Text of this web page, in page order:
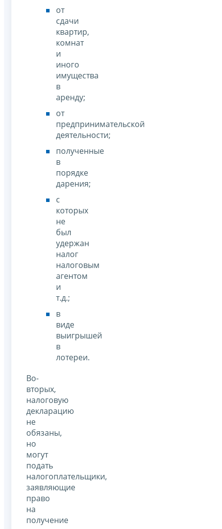
от
сдачи
квартир,
комнат
и
иного
имущества
в
аренду;
от
предпринимательской
деятельности;
полученные
в
порядке
дарения;
с
которых
не
был
удержан
налог
налоговым
агентом
и
т.д.;
в
виде
выигрышей
в
лотереи.
Во-
вторых,
налоговую
декларацию
не
обязаны,
но
могут
подать
налогоплательщики,
заявляющие
право
на
получение